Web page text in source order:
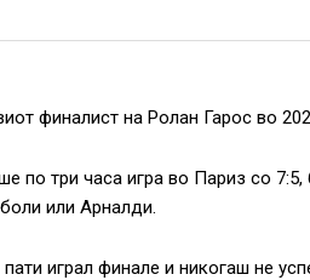
финалист на Ролан Гарос во
по три часа игра во Париз со 7:5,
или Арналди.
играл финале и никогаш не